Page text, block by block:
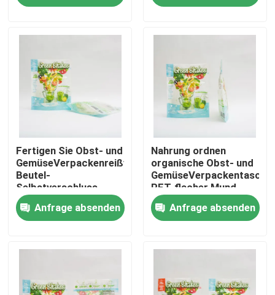
Fabrik Tour
Qualitätskontrolle
Kontakt
Nachrichten
Alle Fälle
Fertigen Sie Obst- und
GemüseVerpackenreißverschluss-
Beutel-
Selbstverschluss-
Plastiktasche
kundenspezifisch an
Anfrage absenden
Nahrung ordnen
organische Obst- und
PET-flacher Mund-
Verpackentasche
Anfrage absenden